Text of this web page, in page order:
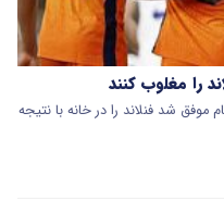
را مغلوب کنند
موفق شد فنلاند را در خانه با نتیجه